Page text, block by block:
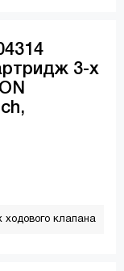
3-х
ходового клапана